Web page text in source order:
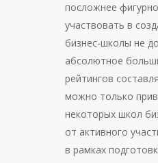
посложнее
участвовать в
бизнес-школы не
абсолютное
рейтингов
можно только
некоторых школ
от активного
в рамках